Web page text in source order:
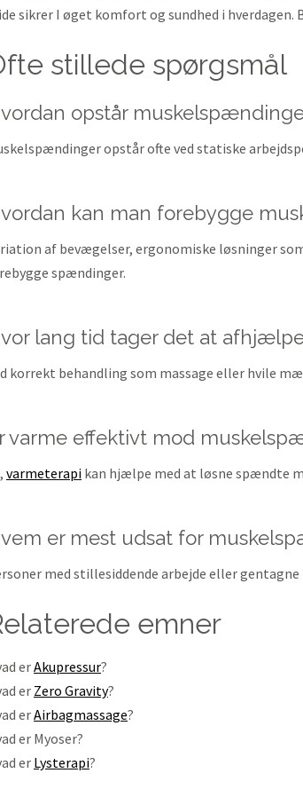
sikrer I øget komfort og sundhed i
ofte stillede spørgsmål
opstår
opstår ofte ved statiske
kan man forebygge
af bevægelser, ergonomiske løsninger
spændinger.
lang tid tager det at
korrekt behandling som massage eller hvile
varme effektivt mod
varmeterapi kan hjælpe med at løsne spændte
er mest udsat for
med stillesiddende arbejde eller
relaterede emner
erAkupressur?
erZero Gravity?
erAirbagmassage?
er Myoser?
erLysterapi?